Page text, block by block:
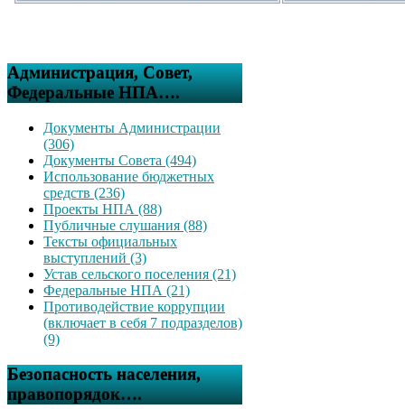
Администрация, Совет,
Федеральные НПА….
Документы Администрации
(306)
Документы Совета (494)
Использование бюджетных
средств (236)
Проекты НПА (88)
Публичные слушания (88)
Тексты официальных
выступлений (3)
Устав сельского поселения (21)
Федеральные НПА (21)
Противодействие коррупции
(включает в себя 7 подразделов)
(9)
Безопасность населения,
правопорядок….